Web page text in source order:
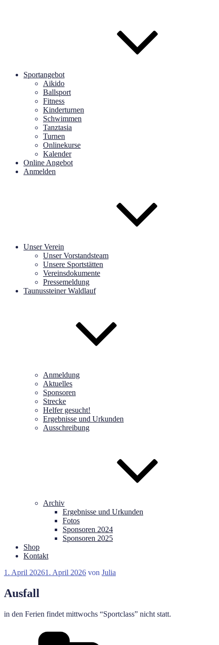
Sportangebot
Aikido
Ballsport
Fitness
Kinderturnen
Schwimmen
Tanztasia
Turnen
Onlinekurse
Kalender
Online Angebot
Anmelden
Unser Verein
Unser Vorstandsteam
Unsere Sportstätten
Vereinsdokumente
Pressemeldung
Taunussteiner Waldlauf
Anmeldung
Aktuelles
Sponsoren
Strecke
Helfer gesucht!
Ergebnisse und Urkunden
Ausschreibung
Archiv
Ergebnisse und Urkunden
Fotos
Sponsoren 2024
Sponsoren 2025
Shop
Kontakt
Veröffentlicht
1. April 20261. April 2026 von Julia
Ausfall
in den Ferien findet mittwochs “Sportclass” nicht statt.